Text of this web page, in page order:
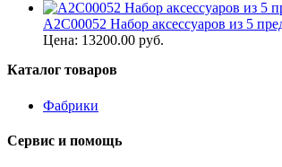
A2C00052 Набор аксессуаров из 5
Цена: 13200.00 руб.
Каталог товаров
Фабрики
Сервис и помощь